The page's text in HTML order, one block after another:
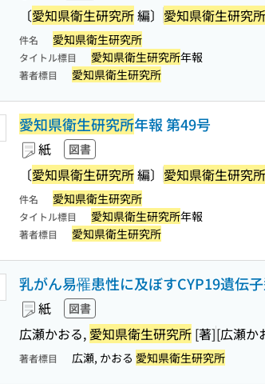
〔愛知県衛生研究所編〕 愛知県衛生研究所
件名 愛知県衛生研究所
タイトル標目 愛知県衛生研究所年報
著者標目 愛知県衛生研究所
愛知県衛生研究所年報 第49号
紙 図書
〔愛知県衛生研究所編〕 愛知県衛生研究所
件名 愛知県衛生研究所
タイトル標目 愛知県衛生研究所年報
著者標目 愛知県衛生研究所
乳がん易罹患性に及ぼすCYP19遺伝
紙 図書
広瀬かおる, 愛知県衛生研究所 [著][広瀬か
著者標目 広瀬, かおる 愛知県衛生研究所